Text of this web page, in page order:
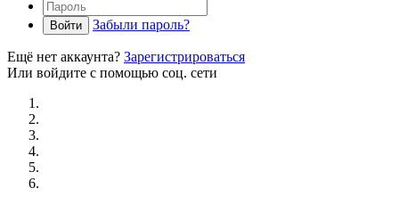
Войти Забыли пароль?
Ещё нет аккаунта? Зарегистрироваться
Или войдите с помощью соц. сети